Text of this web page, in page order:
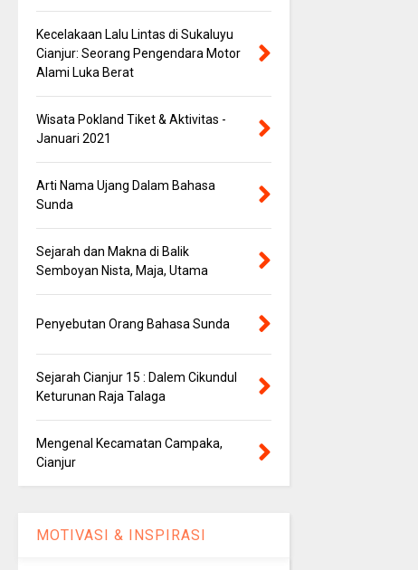
Kecelakaan Lalu Lintas di Sukaluyu
Cianjur: Seorang Pengendara Motor
Alami Luka Berat
Wisata Pokland Tiket & Aktivitas -
Januari 2021
Arti Nama Ujang Dalam Bahasa
Sunda
Sejarah dan Makna di Balik
Semboyan Nista, Maja, Utama
Penyebutan Orang Bahasa Sunda
Sejarah Cianjur 15 : Dalem Cikundul
Keturunan Raja Talaga
Mengenal Kecamatan Campaka,
Cianjur
MOTIVASI & INSPIRASI